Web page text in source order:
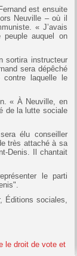
est ensuite
Neuville – où il
« J’avais
auquel on
sortira instructeur
sera dépêché
contre laquelle le
« À Neuville, en
de la lutte sociale
élu conseiller
très attaché à sa
Denis. Il chantait
le parti
Éditions sociales,